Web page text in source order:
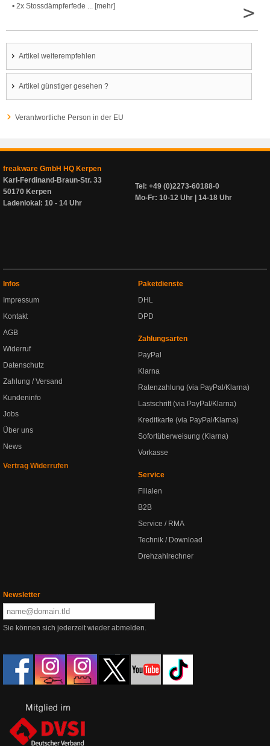
• 2x Stossdämpferfede ... [mehr]
>
Artikel weiterempfehlen
Artikel günstiger gesehen ?
Verantwortliche Person in der EU
freakware GmbH HQ Kerpen
Karl-Ferdinand-Braun-Str. 33
50170 Kerpen
Ladenlokal: 10 - 14 Uhr
Tel: +49 (0)2273-60188-0
Mo-Fr: 10-12 Uhr | 14-18 Uhr
Infos
Impressum
Kontakt
AGB
Widerruf
Datenschutz
Zahlung / Versand
Kundeninfo
Jobs
Über uns
News
Vertrag Widerrufen
Paketdienste
DHL
DPD
Zahlungsarten
PayPal
Klarna
Ratenzahlung (via PayPal/Klarna)
Lastschrift (via PayPal/Klarna)
Kreditkarte (via PayPal/Klarna)
Sofortüberweisung (Klarna)
Vorkasse
Service
Filialen
B2B
Service / RMA
Technik / Download
Drehzahlrechner
Newsletter
Sie können sich jederzeit wieder abmelden.